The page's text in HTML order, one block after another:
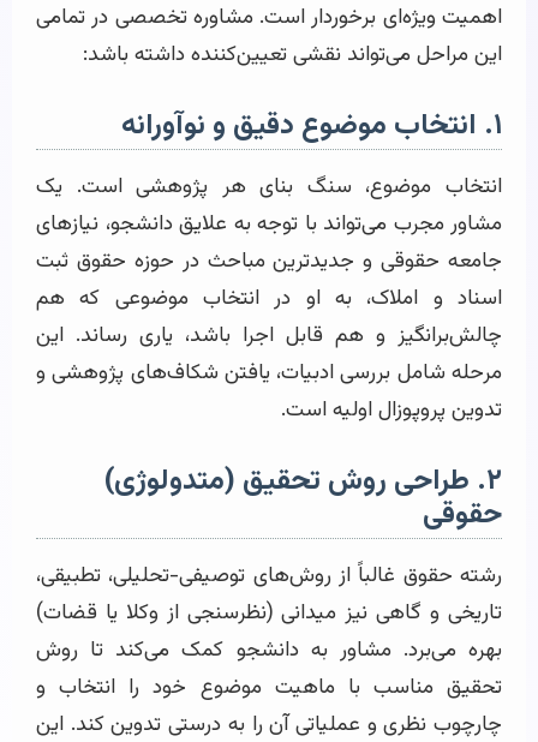
اهمیت ویژه‌ای برخوردار است. مشاوره تخصصی در تمامی
این مراحل می‌تواند نقشی تعیین‌کننده داشته باشد:
۱. انتخاب موضوع دقیق و نوآورانه
انتخاب موضوع، سنگ بنای هر پژوهشی است. یک
مشاور مجرب می‌تواند با توجه به علایق دانشجو، نیازهای
جامعه حقوقی و جدیدترین مباحث در حوزه حقوق ثبت
اسناد و املاک، به او در انتخاب موضوعی که هم
چالش‌برانگیز و هم قابل اجرا باشد، یاری رساند. این
مرحله شامل بررسی ادبیات، یافتن شکاف‌های پژوهشی و
تدوین پروپوزال اولیه است.
۲. طراحی روش تحقیق (متدولوژی)
حقوقی
رشته حقوق غالباً از روش‌های توصیفی-تحلیلی، تطبیقی،
تاریخی و گاهی نیز میدانی (نظرسنجی از وکلا یا قضات)
بهره می‌برد. مشاور به دانشجو کمک می‌کند تا روش
تحقیق مناسب با ماهیت موضوع خود را انتخاب و
چارچوب نظری و عملیاتی آن را به درستی تدوین کند. این